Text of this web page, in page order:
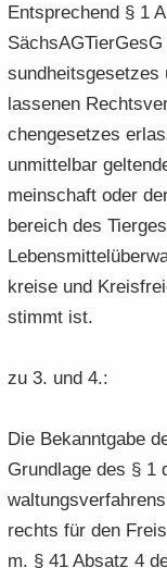
Ent­spre­chend § 1
Säch­s­AG­Tier­GesG
las­se­nen
chen­ge­set­zes
un­mit­tel­bar
mein­schaft oder
be­reich des
krei­se und
stimmt ist.
zu 3. und 4.:
Die Be­kannt­ga­be
Grund­la­ge des § 1
rechts für den
m. § 41 Ab­satz 4